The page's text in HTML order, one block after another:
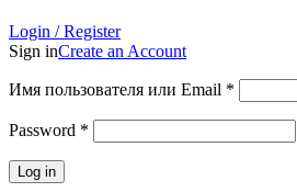
Login / Register
Sign inCreate an Account
Имя пользователя или Email *
Password *
Log in